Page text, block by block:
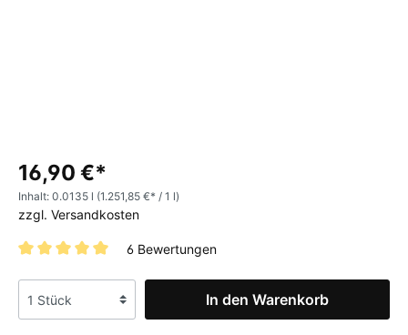
16,90 €*
Inhalt: 0.0135 l (1.251,85 €* / 1 l)
zzgl. Versandkosten
6 Bewertungen
In den Warenkorb